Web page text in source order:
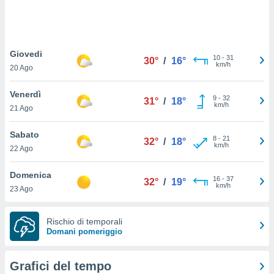
In
ti
per
nel
utilizzati
o
Giovedi
20 Ago
30° / 16° 10- 31
km/h
Venerdì
21 Ago
31° / 18° 9- 32
km/h
Sabato
22 Ago
32° / 18° 8- 21
km/h
Domenica
23 Ago
32° / 19° 16- 37
km/h
Rischio di temporali
Domani pomeriggio
Grafici del tempo